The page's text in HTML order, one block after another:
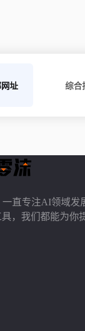
址 综合
直专注AI领域
，我们都能为你